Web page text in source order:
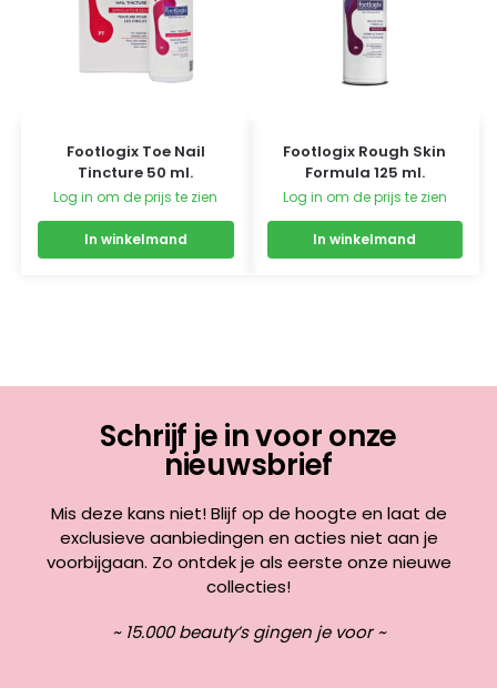
Footlogix Toe Nail
Tincture 50 ml.
Log in om de prijs te zien
In winkelmand
Footlogix Rough Skin
Formula 125 ml.
Log in om de prijs te zien
In winkelmand
Schrijf je in voor onze
nieuwsbrief
Mis deze kans niet! Blijf op de hoogte en laat de
exclusieve aanbiedingen en acties niet aan je
voorbijgaan. Zo ontdek je als eerste onze nieuwe
collecties!
~ 15.000 beauty’s gingen je voor ~